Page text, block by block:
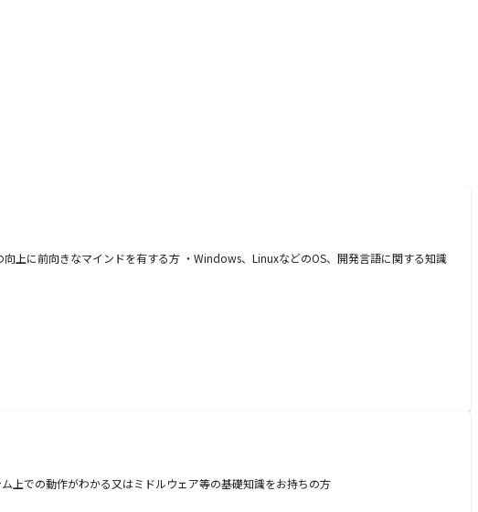
上に前向きなマインドを有する方 ・Windows、LinuxなどのOS、開発言語に関する知識
での動作がわかる又はミドルウェア等の基礎知識をお持ちの方